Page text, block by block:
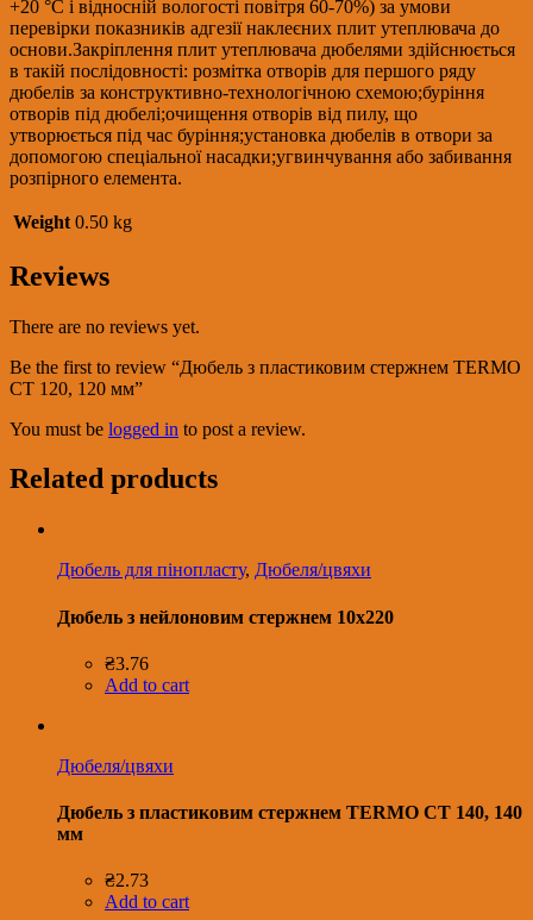
+20 °С і відносній вологості повітря 60-70%) за умови
перевірки показників адгезії наклеєних плит утеплювача до
основи.Закріплення плит утеплювача дюбелями здійснюється
в такій послідовності: розмітка отворів для першого ряду
дюбелів за конструктивно-технологічною схемою;буріння
отворів під дюбелі;очищення отворів від пилу, що
утворюється під час буріння;установка дюбелів в отвори за
допомогою спеціальної насадки;угвинчування або забивання
розпірного елемента.
Weight 0.50 kg
Reviews
There are no reviews yet.
Be the first to review “Дюбель з пластиковим стержнем TERMO
CT 120, 120 мм”
You must be logged in to post a review.
Related products
Дюбель для пінопласту, Дюбеля/цвяхи
Дюбель з нейлоновим стержнем 10х220
₴3.76
Add to cart
Дюбеля/цвяхи
Дюбель з пластиковим стержнем TERMO CT 140, 140
мм
₴2.73
Add to cart